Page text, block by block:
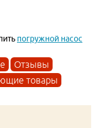
погружной насос
Отзывы
товары